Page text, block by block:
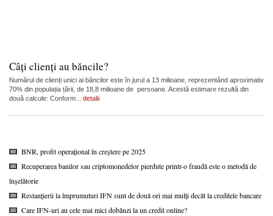
Câți clienți au băncile?
Numărul de clienți unici ai băncilor este în jurul a 13 milioane, reprezentând aproximativ
70% din populația țării, de 18,8 milioane de persoane. Acestă estimare rezultă din
două calcule: Conform... detalii
BNR, profit operațional în creștere pe 2025
Recuperarea banilor sau criptomonedelor pierdute printr-o fraudă este o metodă de
înșelătorie
Restanțierii la împrumuturi IFN sunt de două ori mai mulți decât la creditele bancare
Care IFN-uri au cele mai mici dobânzi la un credit online?